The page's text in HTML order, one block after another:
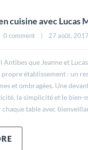
cuisine avec Lucas
0 comment 27 août,
Antibes que Jeanne et
établissement : un
et ombragées. Une
la simplicité et le bien-
chaque table avec